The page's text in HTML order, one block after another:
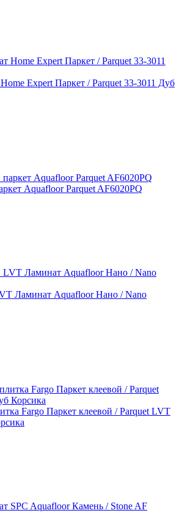
Expert Паркет / Parquet 33-3011 Дуб
Aquafloor Parquet AF6020PQ
Ламинат Aquafloor Нано / Nano
Fargo Паркет клеевой / Parquet LVT